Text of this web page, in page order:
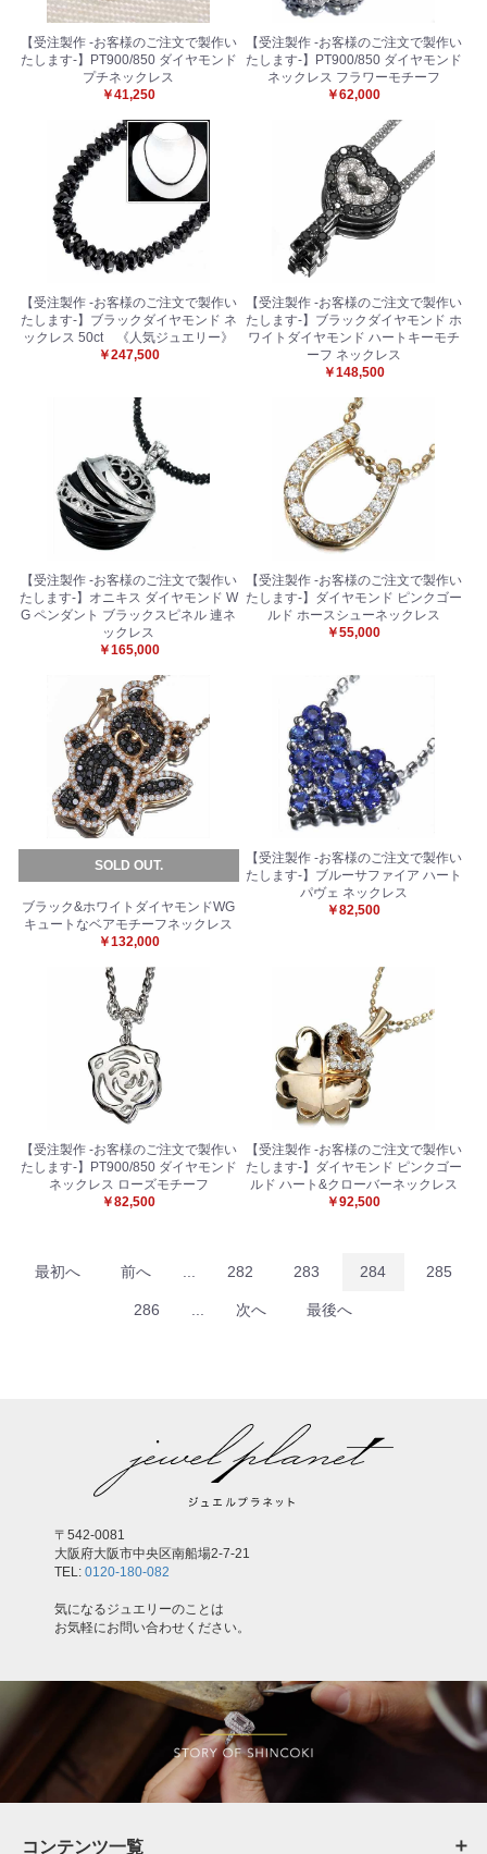
【受注製作 -お客様のご注文で製作い
たします-】PT900/850 ダイヤモンド
プチネックレス
￥41,250
【受注製作 -お客様のご注文で製作い
たします-】PT900/850 ダイヤモンド
ネックレス フラワーモチーフ
￥62,000
【受注製作 -お客様のご注文で製作い
たします-】ブラックダイヤモンド ネ
ックレス 50ct 《人気ジュエリー》
￥247,500
【受注製作 -お客様のご注文で製作い
たします-】ブラックダイヤモンド ホ
ワイトダイヤモンド ハートキーモチ
ーフ ネックレス
￥148,500
【受注製作 -お客様のご注文で製作い
たします-】オニキス ダイヤモンド W
G ペンダント ブラックスピネル 連ネ
ックレス
￥165,000
【受注製作 -お客様のご注文で製作い
たします-】ダイヤモンド ピンクゴー
ルド ホースシューネックレス
￥55,000
SOLD OUT.
ブラック&ホワイトダイヤモンドWG
キュートなベアモチーフネックレス
￥132,000
【受注製作 -お客様のご注文で製作い
たします-】ブルーサファイア ハート
パヴェ ネックレス
￥82,500
【受注製作 -お客様のご注文で製作い
たします-】PT900/850 ダイヤモンド
ネックレス ローズモチーフ
￥82,500
【受注製作 -お客様のご注文で製作い
たします-】ダイヤモンド ピンクゴー
ルド ハート&クローバーネックレス
￥92,500
お買い物を続ける
最初へ 前へ 282 283 284 285
286 次へ 最後へ
〒542-0081
大阪府大阪市中央区南船場2-7-21
TEL: 0120-180-082
気になるジュエリーのことは
お気軽にお問い合わせください。
コンテンツ一覧